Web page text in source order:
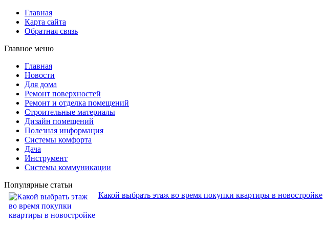
Главная
Карта сайта
Обратная связь
Главное меню
Главная
Новости
Для дома
Ремонт поверхностей
Ремонт и отделка помещений
Строительные материалы
Дизайн помещений
Полезная информация
Системы комфорта
Дача
Инструмент
Системы коммуникации
Популярные статьи
Какой выбрать этаж во время покупки квартиры в новостройке